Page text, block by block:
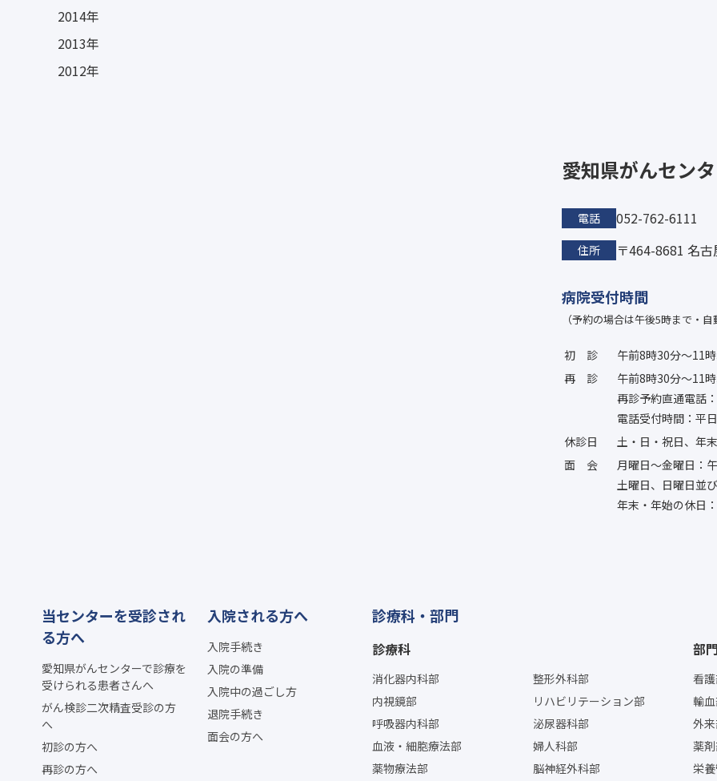
2014年
2013年
2012年
愛知県がんセン
電話 052-762-6111
住所 〒464-8681 名
病院受付時間
（予約の場合は午後5時まで・
初診
午前8時30分〜11
再診
午前8時30分〜11
再診予約直通電話
電話受付時間：平
休診日
土・日・祝日、年
面会
月曜日〜金曜日：
土曜日、日曜日並
年末・年始の休日
当センターを受診され
る方へ
愛知県がんセンターで診療を
受けられる患者さんへ
がん検診二次精査受診の方
へ
初診の方へ
再診の方へ
入院される方へ
入院手続き
入院の準備
入院中の過ごし方
退院手続き
面会の方へ
診療科・部門
診療科
消化器内科部
内視鏡部
呼吸器内科部
血液・細胞療法部
薬物療法部
整形外科部
リハビリテーション部
泌尿器科部
婦人科部
脳神経外科部
部
看
輸
外
薬
栄